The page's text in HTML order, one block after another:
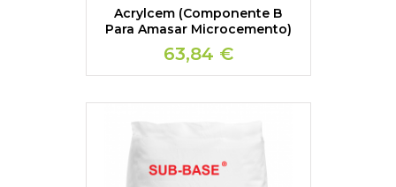
Acrylcem (Componente B
Para Amasar Microcemento)
63,84 €